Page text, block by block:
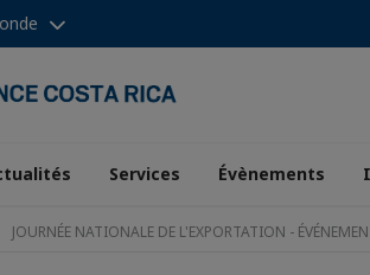
Services Évènements
JOURNÉE NATIONALE DE L'EXPORTATION -